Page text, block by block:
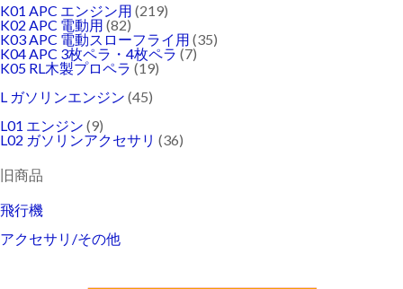
K01 APC エンジン用 (219)
K02 APC 電動用 (82)
K03 APC 電動スローフライ用 (35)
K04 APC 3枚ペラ・4枚ペラ (7)
K05 RL木製プロペラ (19)
L ガソリンエンジン (45)
L01 エンジン (9)
L02 ガソリンアクセサリ (36)
旧商品
飛行機
アクセサリ/その他